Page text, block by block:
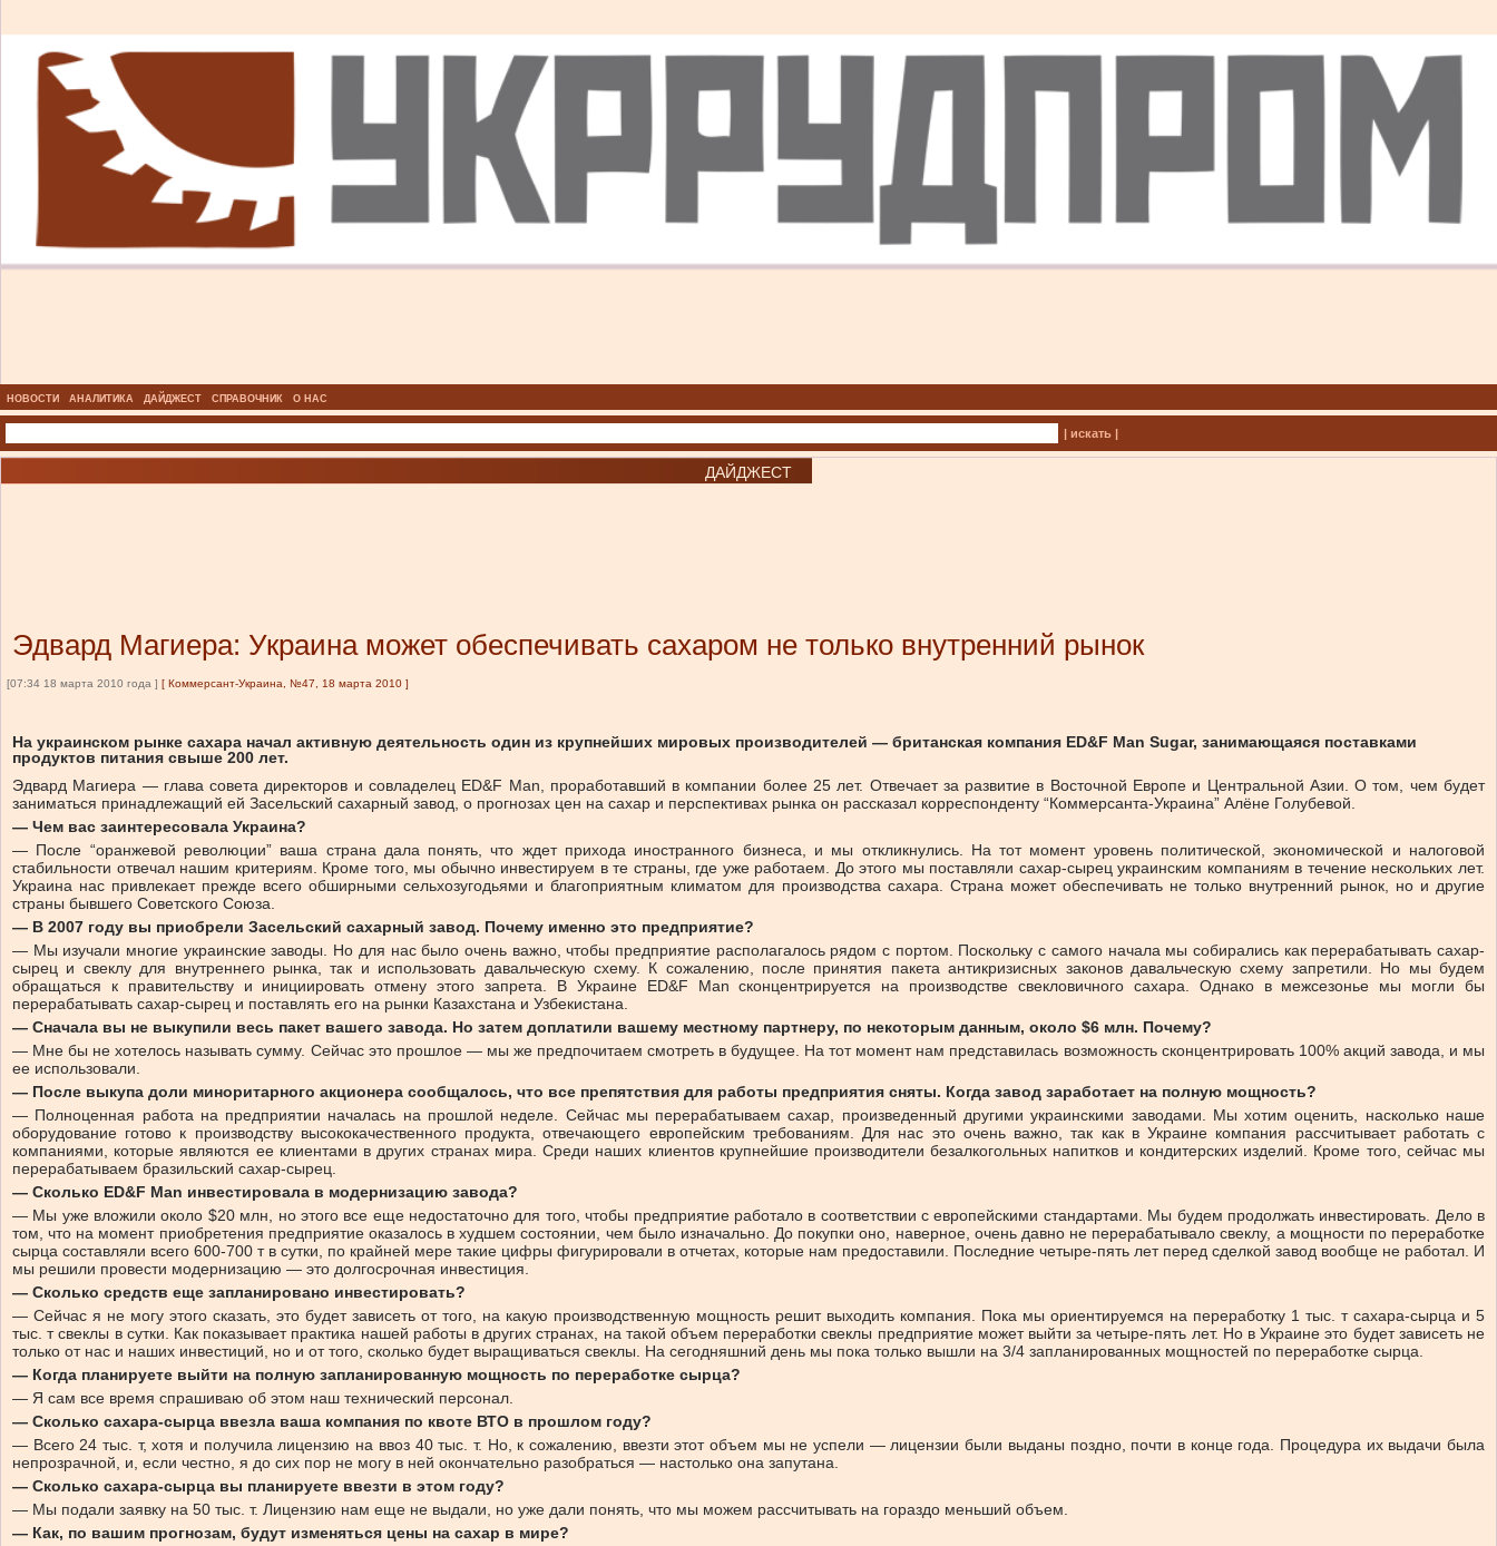
НОВОСТИ АНАЛИТИКА ДАЙДЖЕСТ СПРАВОЧНИК О НАС
| искать |
ДАЙДЖЕСТ
Эдвард Магиера: Украина может обеспечивать сахаром не только внутренний рынок
[07:34 18 марта 2010 года ] [ Коммерсант-Украина, №47, 18 марта 2010 ]
На украинском рынке сахара начал активную деятельность один из крупнейших мировых производителей — британская компания ED&F Man Sugar, занимающаяся поставками
продуктов питания свыше 200 лет.
Эдвард Магиера — глава совета директоров и совладелец ED&F Man, проработавший в компании более 25 лет. Отвечает за развитие в Восточной Европе и Центральной Азии. О том, чем будет
заниматься принадлежащий ей Засельский сахарный завод, о прогнозах цен на сахар и перспективах рынка он рассказал корреспонденту “Коммерсанта-Украина” Алёне Голубевой.
— Чем вас заинтересовала Украина?
— После “оранжевой революции” ваша страна дала понять, что ждет прихода иностранного бизнеса, и мы откликнулись. На тот момент уровень политической, экономической и налоговой
стабильности отвечал нашим критериям. Кроме того, мы обычно инвестируем в те страны, где уже работаем. До этого мы поставляли сахар-сырец украинским компаниям в течение нескольких лет.
Украина нас привлекает прежде всего обширными сельхозугодьями и благоприятным климатом для производства сахара. Страна может обеспечивать не только внутренний рынок, но и другие
страны бывшего Советского Союза.
— В 2007 году вы приобрели Засельский сахарный завод. Почему именно это предприятие?
— Мы изучали многие украинские заводы. Но для нас было очень важно, чтобы предприятие располагалось рядом с портом. Поскольку с самого начала мы собирались как перерабатывать сахар-
сырец и свеклу для внутреннего рынка, так и использовать давальческую схему. К сожалению, после принятия пакета антикризисных законов давальческую схему запретили. Но мы будем
обращаться к правительству и инициировать отмену этого запрета. В Украине ED&F Man сконцентрируется на производстве свекловичного сахара. Однако в межсезонье мы могли бы
перерабатывать сахар-сырец и поставлять его на рынки Казахстана и Узбекистана.
— Сначала вы не выкупили весь пакет вашего завода. Но затем доплатили вашему местному партнеру, по некоторым данным, около $6 млн. Почему?
— Мне бы не хотелось называть сумму. Сейчас это прошлое — мы же предпочитаем смотреть в будущее. На тот момент нам представилась возможность сконцентрировать 100% акций завода, и мы
ее использовали.
— После выкупа доли миноритарного акционера сообщалось, что все препятствия для работы предприятия сняты. Когда завод заработает на полную мощность?
— Полноценная работа на предприятии началась на прошлой неделе. Сейчас мы перерабатываем сахар, произведенный другими украинскими заводами. Мы хотим оценить, насколько наше
оборудование готово к производству высококачественного продукта, отвечающего европейским требованиям. Для нас это очень важно, так как в Украине компания рассчитывает работать с
компаниями, которые являются ее клиентами в других странах мира. Среди наших клиентов крупнейшие производители безалкогольных напитков и кондитерских изделий. Кроме того, сейчас мы
перерабатываем бразильский сахар-сырец.
— Сколько ED&F Man инвестировала в модернизацию завода?
— Мы уже вложили около $20 млн, но этого все еще недостаточно для того, чтобы предприятие работало в соответствии с европейскими стандартами. Мы будем продолжать инвестировать. Дело в
том, что на момент приобретения предприятие оказалось в худшем состоянии, чем было изначально. До покупки оно, наверное, очень давно не перерабатывало свеклу, а мощности по переработке
сырца составляли всего 600-700 т в сутки, по крайней мере такие цифры фигурировали в отчетах, которые нам предоставили. Последние четыре-пять лет перед сделкой завод вообще не работал. И
мы решили провести модернизацию — это долгосрочная инвестиция.
— Сколько средств еще запланировано инвестировать?
— Сейчас я не могу этого сказать, это будет зависеть от того, на какую производственную мощность решит выходить компания. Пока мы ориентируемся на переработку 1 тыс. т сахара-сырца и 5
тыс. т свеклы в сутки. Как показывает практика нашей работы в других странах, на такой объем переработки свеклы предприятие может выйти за четыре-пять лет. Но в Украине это будет зависеть не
только от нас и наших инвестиций, но и от того, сколько будет выращиваться свеклы. На сегодняшний день мы пока только вышли на 3/4 запланированных мощностей по переработке сырца.
— Когда планируете выйти на полную запланированную мощность по переработке сырца?
— Я сам все время спрашиваю об этом наш технический персонал.
— Сколько сахара-сырца ввезла ваша компания по квоте ВТО в прошлом году?
— Всего 24 тыс. т, хотя и получила лицензию на ввоз 40 тыс. т. Но, к сожалению, ввезти этот объем мы не успели — лицензии были выданы поздно, почти в конце года. Процедура их выдачи была
непрозрачной, и, если честно, я до сих пор не могу в ней окончательно разобраться — настолько она запутана.
— Сколько сахара-сырца вы планируете ввезти в этом году?
— Мы подали заявку на 50 тыс. т. Лицензию нам еще не выдали, но уже дали понять, что мы можем рассчитывать на гораздо меньший объем.
— Как, по вашим прогнозам, будут изменяться цены на сахар в мире?